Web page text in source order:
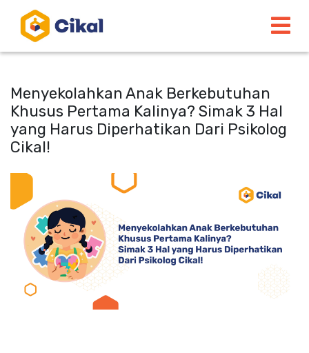
Menyekolahkan Anak Berkebutuhan
Khusus Pertama Kalinya? Simak 3 Hal
yang Harus Diperhatikan Dari Psikolog
Cikal!